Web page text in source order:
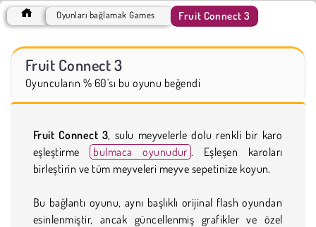
Oyunları bağlamak Games Fruit Connect 3
Fruit Connect 3
Oyuncuların % 60'sı bu oyunu beğendi
Fruit Connect 3, sulu meyvelerle dolu renkli bir karo
eşleştirme bulmaca oyunudur . Eşleşen karoları
birleştirin ve tüm meyveleri meyve sepetinize koyun.
Bu bağlantı oyunu, aynı başlıklı orijinal flash oyundan
esinlenmiştir, ancak güncellenmiş grafikler ve özel